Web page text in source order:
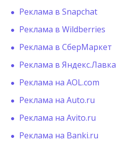
Реклама в Snapchat
Реклама в Wildberries
Реклама в СберМаркет
Реклама в Яндекс.Лавка
Реклама на AOL.com
Реклама на Auto.ru
Реклама на Avito.ru
Реклама на Banki.ru